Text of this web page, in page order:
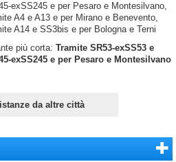
exSS245 e per Pesaro e Montesilvano,
A4 e A13 e per Mirano e Benevento,
A14 e SS3bis e per Bologna e Terni
più corta: Tramite SR53-exSS53 e
exSS245 e per Pesaro e Montesilvano
da altre città